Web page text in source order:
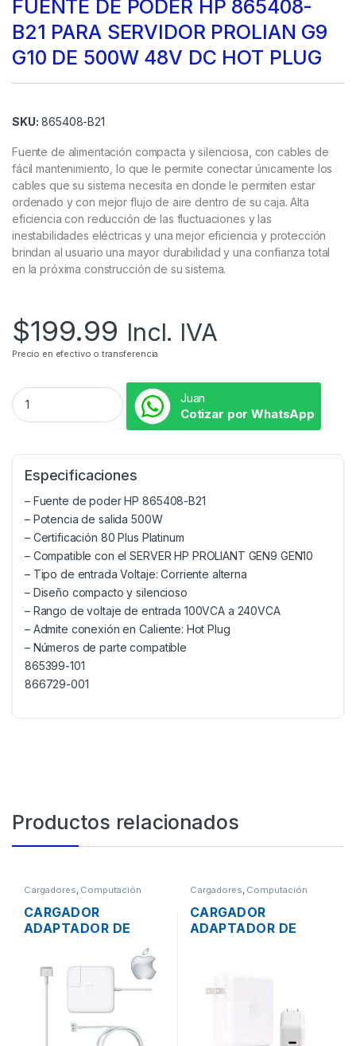
FUENTE DE PODER HP 865408-
B21 PARA SERVIDOR PROLIAN G9
G10 DE 500W 48V DC HOT PLUG
SKU: 865408-B21
Fuente de alimentación compacta y silenciosa, con cables de
fácil mantenimiento, lo que le permite conectar únicamente los
cables que su sistema necesita en donde le permiten estar
ordenado y con mejor flujo de aire dentro de su caja. Alta
eficiencia con reducción de las fluctuaciones y las
inestabilidades eléctricas y una mejor eficiencia y protección
brindan al usuario una mayor durabilidad y una confianza total
en la próxima construcción de su sistema.
$199.99 Incl. IVA
Precio en efectivo o transferencia
Juan
Cotizar por WhatsApp
Especificaciones
– Fuente de poder HP 865408-B21
– Potencia de salida 500W
– Certificación 80 Plus Platinum
– Compatible con el SERVER HP PROLIANT GEN9 GEN10
– Tipo de entrada Voltaje: Corriente alterna
– Diseño compacto y silencioso
– Rango de voltaje de entrada 100VCA a 240VCA
– Admite conexión en Caliente: Hot Plug
– Números de parte compatible
865399-101
866729-001
Productos relacionados
Cargadores, Computación
CARGADOR
ADAPTADOR DE
LAPTOP MAC APPLE
MAGSAFE 2 16.5V
ORIGINAL + CABLE
DE PODER
Cargadores, Computación
CARGADOR
ADAPTADOR DE
TIPO-C 3.1 20.2V
4.3A 87W ORIGINAL